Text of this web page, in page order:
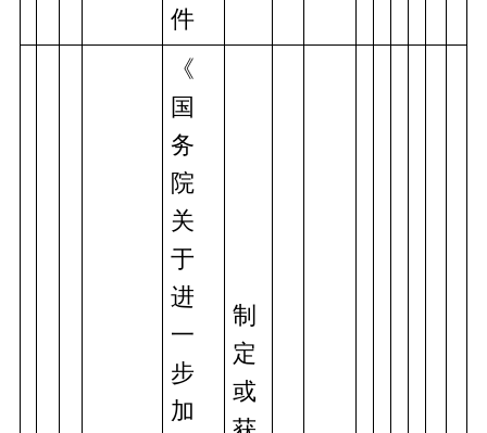
件
《
国
务
院
关
于
进
一
步
加
制
定
或